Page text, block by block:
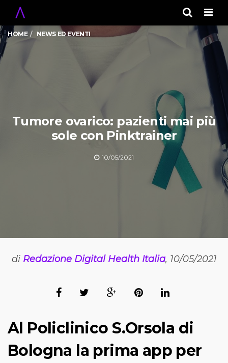
HOME NEWS ED EVENTI
Tumore ovarico: pazienti mai più
sole con Pinktrainer
10/05/2021
di Redazione Digital Health Italia, 10/05/2021
Al Policlinico S.Orsola di
Bologna la prima app per